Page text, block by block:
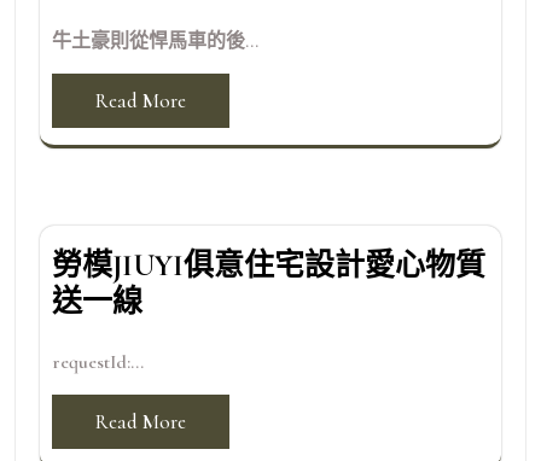
牛土豪則從悍馬車的後...
Read More
勞模JIUYI俱意住宅設計愛心物質
送一線
requestId:...
Read More